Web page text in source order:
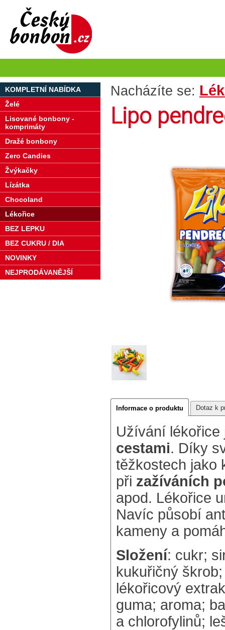
Nacházíte se:
Lipo
Informace o produktu Dotaz k
Užívání
cestami. Díky
těžkostech jako
při zažíváních
apod. Lékořice
Navíc působí
kameny a
Složení: cukr;
kukuřičný
lékořicový
guma; aroma;
a chlorofylinů;
KOMPLETNÍ NABÍDKA
Želé
Lisované bonbony -
komprimáty
Dražé bonbony
Zero Candies
Žvýkačky
Lízátka
Chocoland
Lékořice
BEZ LEPKU
BEZ CUKRU / DIA
NOVINKY
NEJPRODÁVANĚJŠÍ